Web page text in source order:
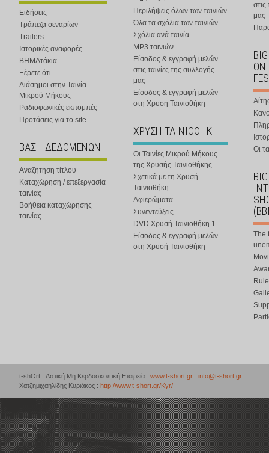
Ειδήσεις
Τράπεζα σεναρίων
Trailers
Ιστορικές αναφορές
ΒΗΜΑτάκια
Ξέρετε ότι...
Διάσημοι στην Ταινία
Μικρού Μήκους
Ραδιοφωνικές εκπομπές
Προτάσεις για το site
ΒΑΣΗ ΔΕΔΟΜΕΝΩΝ
Αναζήτηση τίτλου
Καταχώρηση / επεξεργασία
ταινίας
Βοήθεια καταχώρησης
ταινίας
Περιλήψεις όλων των ταινιών
Όλα τα σχόλια των ταινιών
Σχόλια ανά ταινία
MP3 ταινιών
Είσοδος & εγγραφή μελών
στις ταινίες της συλλογής
μας
Είσοδος & εγγραφή μελών
στη Χρυσή Ταινιοθήκη
ΧΡΥΣΗ ΤΑΙΝΙΟΘΗΚΗ
Οι Ταινίες Μικρού Μήκους
της Χρυσής Ταινιοθήκης
Σχετικά με τη Χρυσή
Ταινιοθήκη
Αφιερώματα
Συνεντεύξεις
DVD Χρυσή Ταινιοθήκη 1
Είσοδος & εγγραφή μελών
στη Χρυσή Ταινιοθήκη
στις
μας
Οι
The
t-shOrt : Αστική Μη Κερδοσκοπική Εταιρεία : www.t-short.gr : info@t-short.gr
Χατζημιχαηλίδης Κυριάκος : http://www.t-short.gr/Kyr/